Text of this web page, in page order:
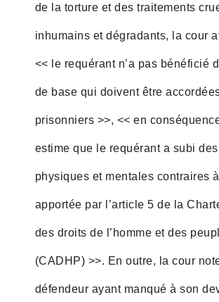
de la torture et des traitements
inhumains et dégradants, la cour
<< le requérant n’a pas bénéficié
de base qui doivent être
prisonniers >>, << en
estime que le requérant a subi
physiques et mentales contraires
apportée par l’article 5 de la
des droits de l’homme et des
(CADHP) >>. En outre, la cour
défendeur ayant manqué à son